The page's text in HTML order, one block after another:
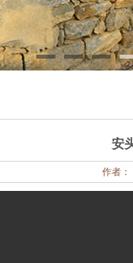
安
作者：